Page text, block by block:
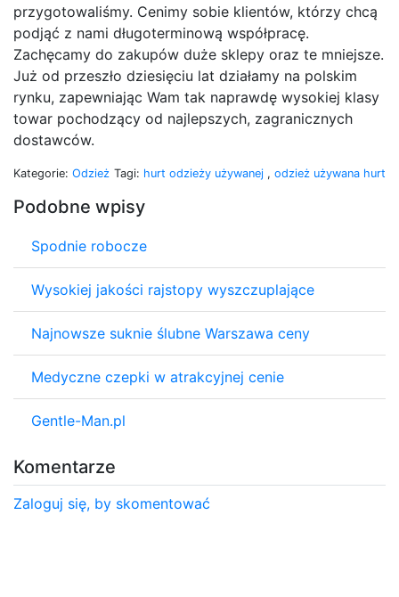
przygotowaliśmy. Cenimy sobie klientów, którzy chcą
podjąć z nami długoterminową współpracę.
Zachęcamy do zakupów duże sklepy oraz te mniejsze.
Już od przeszło dziesięciu lat działamy na polskim
rynku, zapewniając Wam tak naprawdę wysokiej klasy
towar pochodzący od najlepszych, zagranicznych
dostawców.
Kategorie: Odzież Tagi: hurt odzieży używanej , odzież używana hurt
Podobne wpisy
Spodnie robocze
Wysokiej jakości rajstopy wyszczuplające
Najnowsze suknie ślubne Warszawa ceny
Medyczne czepki w atrakcyjnej cenie
Gentle-Man.pl
Komentarze
Zaloguj się, by skomentować